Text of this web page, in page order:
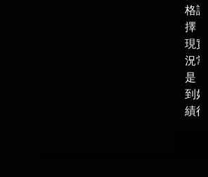
格
擇
現
況常
是
到
績